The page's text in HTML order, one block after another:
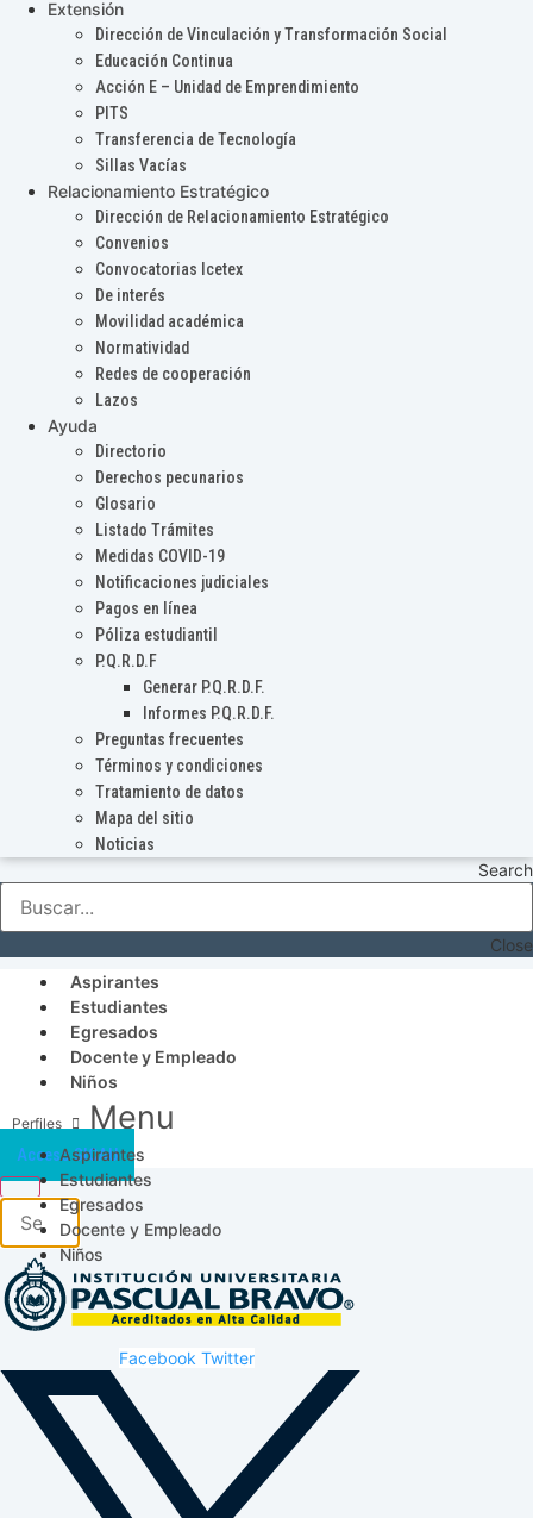
Extensión
Dirección de Vinculación y Transformación Social
Educación Continua
Acción E – Unidad de Emprendimiento
PITS
Transferencia de Tecnología
Sillas Vacías
Relacionamiento Estratégico
Dirección de Relacionamiento Estratégico
Convenios
Convocatorias Icetex
De interés
Movilidad académica
Normatividad
Redes de cooperación
Lazos
Ayuda
Directorio
Derechos pecunarios
Glosario
Listado Trámites
Medidas COVID-19
Notificaciones judiciales
Pagos en línea
Póliza estudiantil
P.Q.R.D.F
Generar P.Q.R.D.F.
Informes P.Q.R.D.F.
Preguntas frecuentes
Términos y condiciones
Tratamiento de datos
Mapa del sitio
Noticias
Search
Close
Aspirantes
Estudiantes
Egresados
Docente y Empleado
Niños
Menu
Aspirantes
Estudiantes
Egresados
Docente y Empleado
Niños
Acceso SICAU
Facebook Twitter